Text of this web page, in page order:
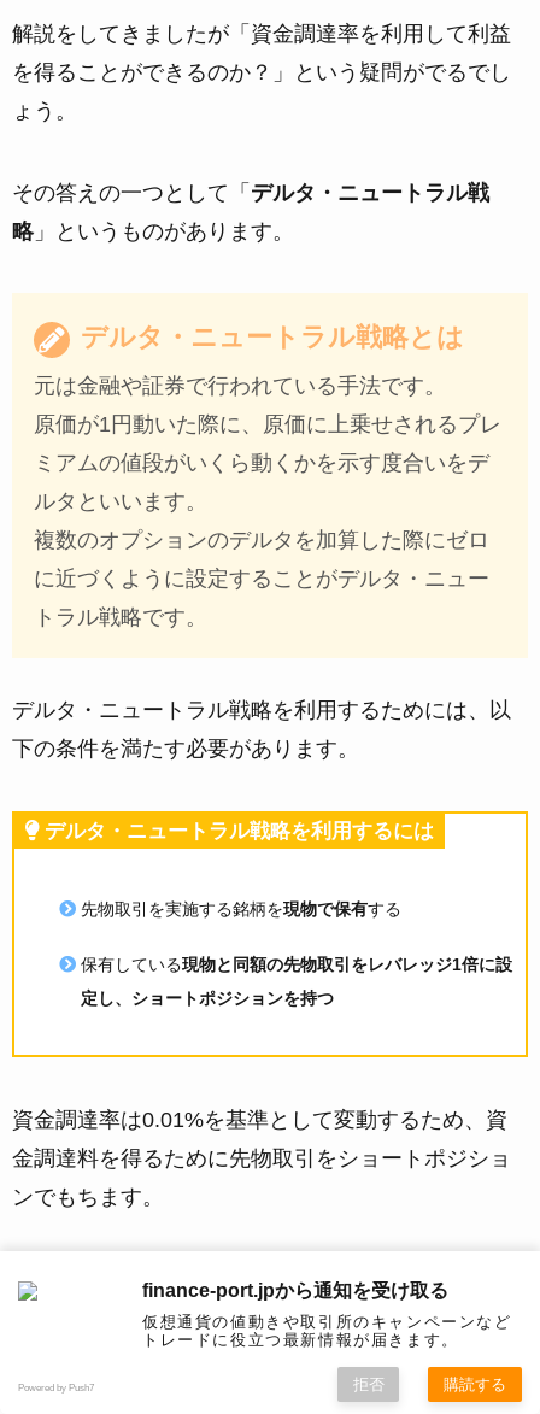
解説をしてきましたが「資金調達率を利用して利益
を得ることができるのか？」という疑問がでるでし
ょう。
その答えの一つとして「 デルタ・ニュートラル戦
略 」というものがあります。
デルタ・ニュートラル戦略とは
元は金融や証券で行われている手法です。
原価が1円動いた際に、原価に上乗せされるプレ
ミアムの値段がいくら動くかを示す度合いをデ
ルタといいます。
複数のオプションのデルタを加算した際にゼロ
に近づくように設定することがデルタ・ニュー
トラル戦略です。
デルタ・ニュートラル戦略を利用するためには、以
下の条件を満たす必要があります。
デルタ・ニュートラル戦略を利用するには
先物取引を実施する銘柄を現物で保有する
保有している現物と同額の先物取引をレバレッジ1倍に設
定し、ショートポジションを持つ
資金調達率は0.01%を基準として変動するため、資
金調達料を得るために先物取引をショートポジショ
ンでもちます。
デルタ・ニュートラル戦略の一例を解説します。
をレバレッジ1倍でショートポジションを持ちます。
finance-port.jpから通知を受け取る
仮想通貨の値動きや取引所のキャンペーンなど
トレードに役立つ最新情報が届きます。
Powered by Push7 拒否 購読する